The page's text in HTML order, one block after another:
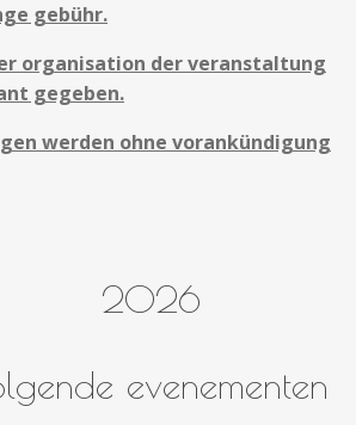
gebühr.
organisation der veranstaltung
gegeben.
werden ohne vorankündigung
evenementen